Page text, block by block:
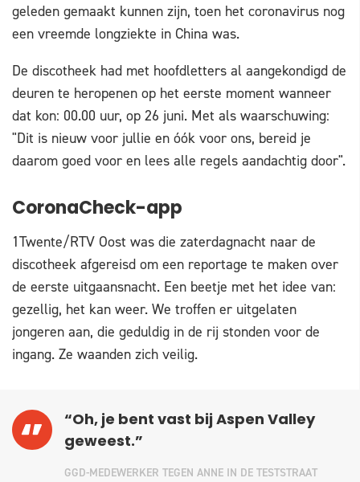
geleden gemaakt kunnen zijn, toen het coronavirus nog
een vreemde longziekte in China was.
De discotheek had met hoofdletters al aangekondigd de
deuren te heropenen op het eerste moment wanneer
dat kon: 00.00 uur, op 26 juni. Met als waarschuwing:
"Dit is nieuw voor jullie en óók voor ons, bereid je
daarom goed voor en lees alle regels aandachtig door".
CoronaCheck-app
1Twente/RTV Oost was die zaterdagnacht naar de
discotheek afgereisd om een reportage te maken over
de eerste uitgaansnacht. Een beetje met het idee van:
gezellig, het kan weer. We troffen er uitgelaten
jongeren aan, die geduldig in de rij stonden voor de
ingang. Ze waanden zich veilig.
“Oh, je bent vast bij Aspen Valley
geweest.”
GGD-MEDEWERKER TEGEN ANNE IN DE TESTSTRAAT